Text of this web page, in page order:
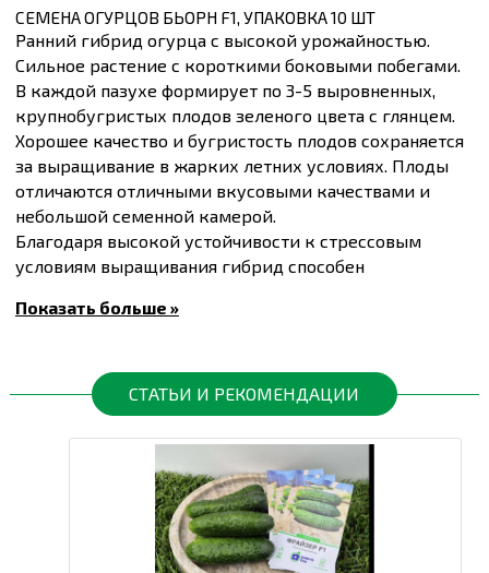
СЕМЕНА ОГУРЦОВ БЬОРН F1, УПАКОВКА 10 ШТ
Ранний гибрид огурца с высокой урожайностью.
Сильное растение с короткими боковыми побегами.
В каждой пазухе формирует по 3-5 выровненных,
крупнобугристых плодов зеленого цвета с глянцем.
Хорошее качество и бугристость плодов сохраняется
за выращивание в жарких летних условиях. Плоды
отличаются отличными вкусовыми качествами и
небольшой семенной камерой.
Благодаря высокой устойчивости к стрессовым
условиям выращивания гибрид способен
сбрасывая завязи.
Вегетационный период 42-45 дней.
Масса плода 100-120 г.
КупитьСемена огурцов Бьорн F1, упаковка 10 шти
другие товары по доступным ценам Вы можете в
интернет-магазинеСпектр Садс доставкой в Киев и
другие города по всей территории Украины.
Показать больше »
СТАТЬИ И РЕКОМЕНДАЦИИ